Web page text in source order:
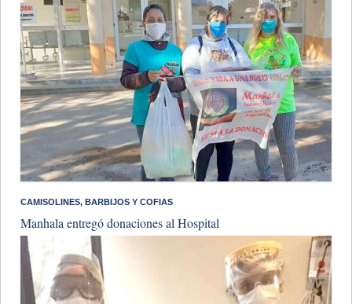
CAMISOLINES, BARBIJOS Y COFIAS
Manhala entregó donaciones al Hospital